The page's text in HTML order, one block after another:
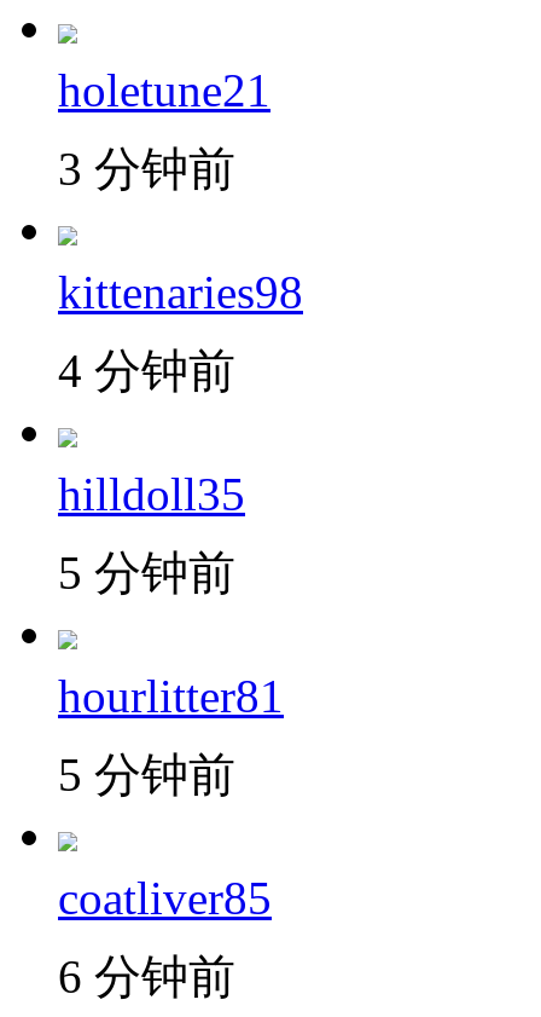
holetune21
3 分钟前
kittenaries98
4 分钟前
hilldoll35
5 分钟前
hourlitter81
5 分钟前
coatliver85
6 分钟前